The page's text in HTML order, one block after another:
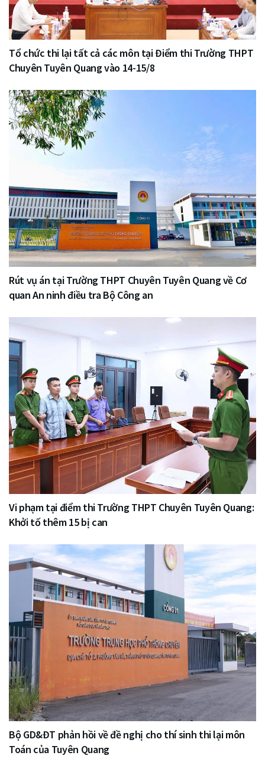
Tổ chức thi lại tất cả các môn tại Điểm thi Trường THPT
Chuyên Tuyên Quang vào 14-15/8
Rút vụ án tại Trường THPT Chuyên Tuyên Quang về Cơ
quan An ninh điều tra Bộ Công an
Vi phạm tại điểm thi Trường THPT Chuyên Tuyên Quang:
Khởi tố thêm 15 bị can
Bộ GD&ĐT phản hồi về đề nghị cho thí sinh thi lại môn
Toán của Tuyên Quang